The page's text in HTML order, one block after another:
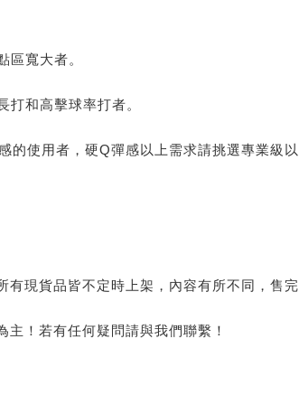
區寬大者。
打和高擊球率打者。
使用者，硬Q彈感以上需求請挑選專業級以
現貨品皆不定時上架，內容有所不同，售
！若有任何疑問請與我們聯繫！